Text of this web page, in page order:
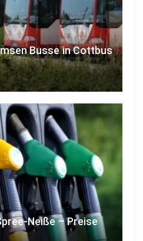
Busse in Cottbus
Neiße – Preise